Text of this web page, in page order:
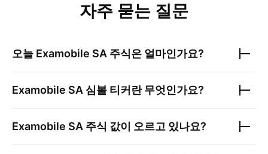
자주 묻는 질문
오늘 Examobile SA 주식은 얼마인가요?
Examobile SA 심볼 티커란 무엇인가요?
Examobile SA 주식 값이 오르고 있나요?